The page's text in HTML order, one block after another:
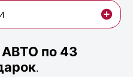
по 43
.